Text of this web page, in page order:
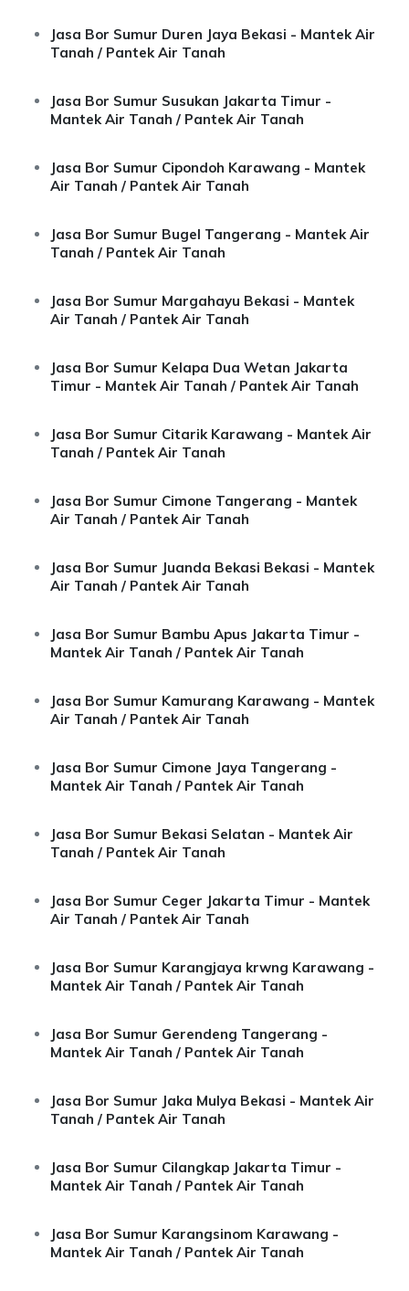
Jasa Bor Sumur Duren Jaya Bekasi - Mantek Air
Tanah / Pantek Air Tanah
Jasa Bor Sumur Susukan Jakarta Timur -
Mantek Air Tanah / Pantek Air Tanah
Jasa Bor Sumur Cipondoh Karawang - Mantek
Air Tanah / Pantek Air Tanah
Jasa Bor Sumur Bugel Tangerang - Mantek Air
Tanah / Pantek Air Tanah
Jasa Bor Sumur Margahayu Bekasi - Mantek
Air Tanah / Pantek Air Tanah
Jasa Bor Sumur Kelapa Dua Wetan Jakarta
Timur - Mantek Air Tanah / Pantek Air Tanah
Jasa Bor Sumur Citarik Karawang - Mantek Air
Tanah / Pantek Air Tanah
Jasa Bor Sumur Cimone Tangerang - Mantek
Air Tanah / Pantek Air Tanah
Jasa Bor Sumur Juanda Bekasi Bekasi - Mantek
Air Tanah / Pantek Air Tanah
Jasa Bor Sumur Bambu Apus Jakarta Timur -
Mantek Air Tanah / Pantek Air Tanah
Jasa Bor Sumur Kamurang Karawang - Mantek
Air Tanah / Pantek Air Tanah
Jasa Bor Sumur Cimone Jaya Tangerang -
Mantek Air Tanah / Pantek Air Tanah
Jasa Bor Sumur Bekasi Selatan - Mantek Air
Tanah / Pantek Air Tanah
Jasa Bor Sumur Ceger Jakarta Timur - Mantek
Air Tanah / Pantek Air Tanah
Jasa Bor Sumur Karangjaya krwng Karawang -
Mantek Air Tanah / Pantek Air Tanah
Jasa Bor Sumur Gerendeng Tangerang -
Mantek Air Tanah / Pantek Air Tanah
Jasa Bor Sumur Jaka Mulya Bekasi - Mantek Air
Tanah / Pantek Air Tanah
Jasa Bor Sumur Cilangkap Jakarta Timur -
Mantek Air Tanah / Pantek Air Tanah
Jasa Bor Sumur Karangsinom Karawang -
Mantek Air Tanah / Pantek Air Tanah